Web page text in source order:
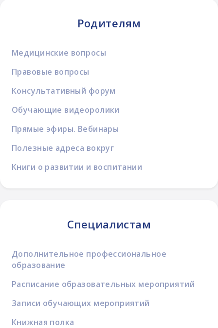
Родителям
Медицинские вопросы
Правовые вопросы
Консультативный форум
Обучающие видеоролики
Прямые эфиры. Вебинары
Полезные адреса вокруг
Книги о развитии и воспитании
Специалистам
Дополнительное профессиональное
образование
Расписание образовательных мероприятий
Записи обучающих мероприятий
Книжная полка